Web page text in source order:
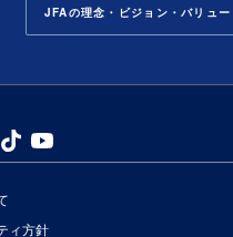
JFAの理念・ビジョン・バリュー
ィ方針